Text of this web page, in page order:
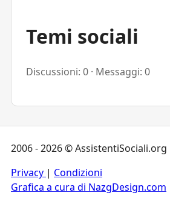
Temi sociali
Discussioni: 0 · Messaggi: 0
2006 - 2026 © AssistentiSociali.org
Privacy | Condizioni
Grafica a cura di NazgDesign.com